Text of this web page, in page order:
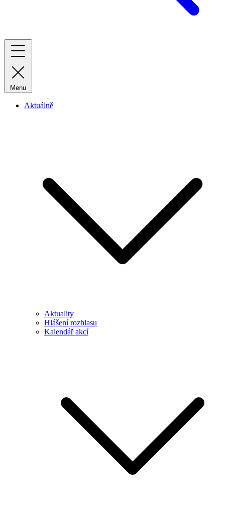
Menu
Aktuálně
Aktuality
Hlášení rozhlasu
Kalendář akcí